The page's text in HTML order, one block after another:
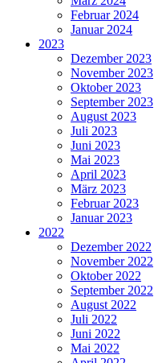
Februar 2024
Januar 2024
2023
Dezember 2023
November 2023
Oktober 2023
September 2023
August 2023
Juli 2023
Juni 2023
Mai 2023
April 2023
März 2023
Februar 2023
Januar 2023
2022
Dezember 2022
November 2022
Oktober 2022
September 2022
August 2022
Juli 2022
Juni 2022
Mai 2022